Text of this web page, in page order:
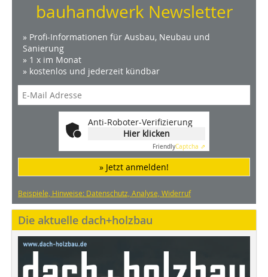
bauhandwerk Newsletter
» Profi-Informationen für Ausbau, Neubau und
Sanierung
» 1 x im Monat
» kostenlos und jederzeit kündbar
Anti-Roboter-Verifizierung
Hier klicken
FriendlyCaptcha ⇗
» Jetzt anmelden!
Beispiele, Hinweise: Datenschutz, Analyse, Widerruf
Die aktuelle dach+holzbau